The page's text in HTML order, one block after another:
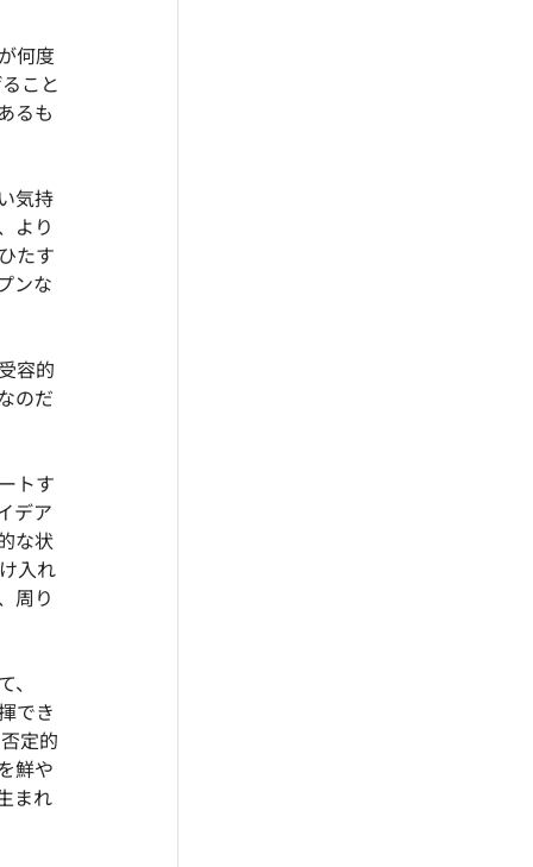
何度
こと
るも
気持
より
たす
ンな
容的
のだ
トす
デア
な状
入れ
周り
でき
定的
鮮や
まれ